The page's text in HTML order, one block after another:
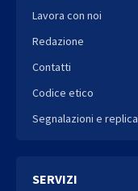
Lavora con noi
Redazione
Contatti
Codice etico
Segnalazioni e replica
SERVIZI